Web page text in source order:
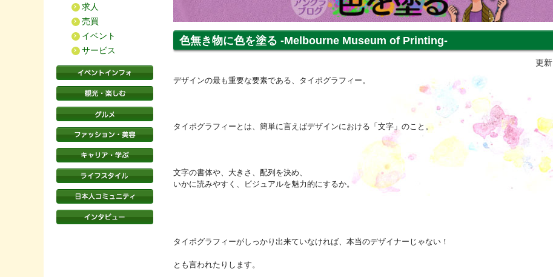
求人
売買
イベント
サービス
色無き物に色を塗る -Melbourne Museum of Printing-
更
デザインの最も重要な要素である、タイポグラフィー。
タイポグラフィーとは、簡単に言えばデザインにおける「文字」のこと。
文字の書体や、大きさ、配列を決め、
いかに読みやすく、ビジュアルを魅力的にするか。
タイポグラフィーがしっかり出来ていなければ、本当のデザイナーじゃない！
とも言われたりします。